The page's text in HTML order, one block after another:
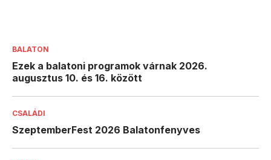
BALATON
Ezek a balatoni programok várnak 2026.
augusztus 10. és 16. között
CSALÁDI
SzeptemberFest 2026 Balatonfenyves